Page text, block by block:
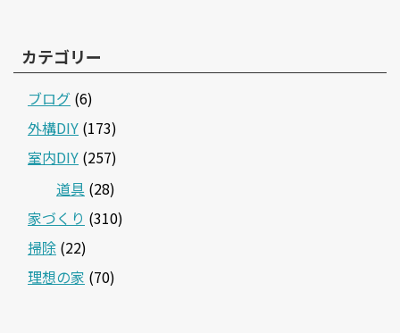
カテゴリー
ブログ (6)
外構DIY (173)
室内DIY (257)
道具 (28)
家づくり (310)
掃除 (22)
理想の家 (70)